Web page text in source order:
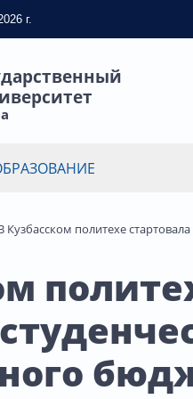
г.
Кузбасском политехе